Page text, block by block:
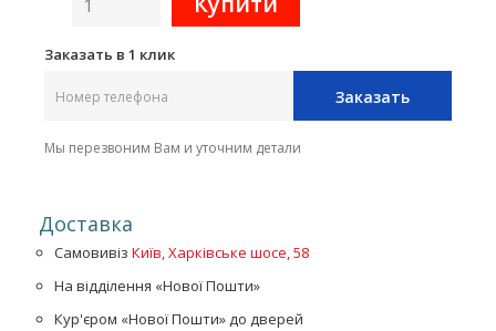
Заказать в 1 клик
Заказать
Мы перезвоним Вам и уточним детали
Доставка
Самовивіз Київ, Харківське шосе, 58
На відділення «Нової Пошти»
Кур'єром «Нової Пошти» до дверей